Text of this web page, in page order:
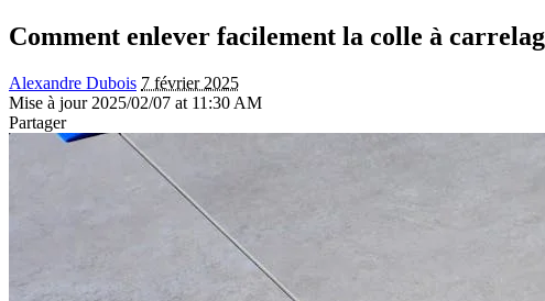
Comment enlever facilement la colle à
Alexandre Dubois 7 février 2025
Mise à jour 2025/02/07 at 11:30 AM
Partager